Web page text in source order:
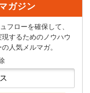
ガジン
フローを確保して、
するためのノウハウ
人気メルマガ。